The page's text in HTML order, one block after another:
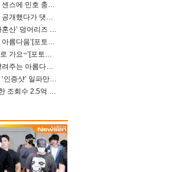
류혜영 대학 시절 패션 센스에 민호 충격 “레몬색 레깅스에 다리 없는 줄”(나혼산)
여에스더, 예능서 민낯 공개했다가 댓글에 충격 “눈 왜 저렇게 처졌냐고”(에스더TV)
박나래 이장우 떠난 ‘나혼산’ 덩어리즈 왔다, 1인 1케이크에 팜유 전현무 충격[어제TV]
트와이스 미나 ‘눈부신 아름다움’[포토엔HD]
트와이스 미나 ‘대만으로 가요~’[포토엔HD]
트와이스 미나 ‘폭염 날려주는 아름다움’[포토엔HD]
아이유, 전남친 소환한 ‘인증샷’ 일파만파 속…남사친 변우석 선물도 남겼나 ‘훈훈’
유재석 알고리즘 점령한 조회수 2.5억 신박한 다비치, 강민경 덩달아 긴장(해투)